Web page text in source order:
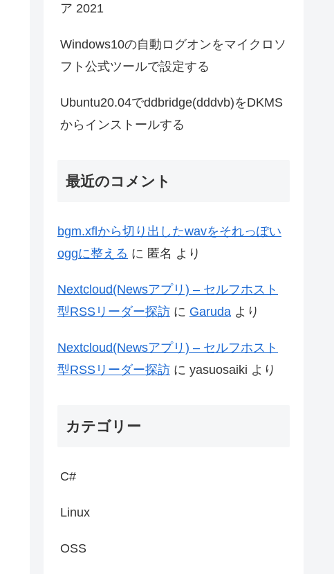
ア 2021
Windows10の自動ログオンをマイクロソ
フト公式ツールで設定する
Ubuntu20.04でddbridge(dddvb)をDKMS
からインストールする
最近のコメント
bgm.xflから切り出したwavをそれっぽい
oggに整える に 匿名 より
Nextcloud(Newsアプリ) – セルフホスト
型RSSリーダー探訪 に Garuda より
Nextcloud(Newsアプリ) – セルフホスト
型RSSリーダー探訪 に yasuosaiki より
カテゴリー
C#
Linux
OSS